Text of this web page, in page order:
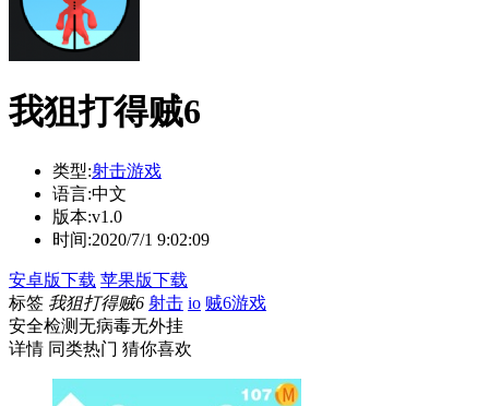
我狙打得贼6
类型:射击游戏
语言:中文
版本:v1.0
时间:2020/7/1 9:02:09
安卓版下载 苹果版下载
标签 我狙打得贼6 射击 io 贼6游戏
安全检测无病毒无外挂
详情 同类热门 猜你喜欢